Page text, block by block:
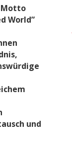
Motto
World”
und